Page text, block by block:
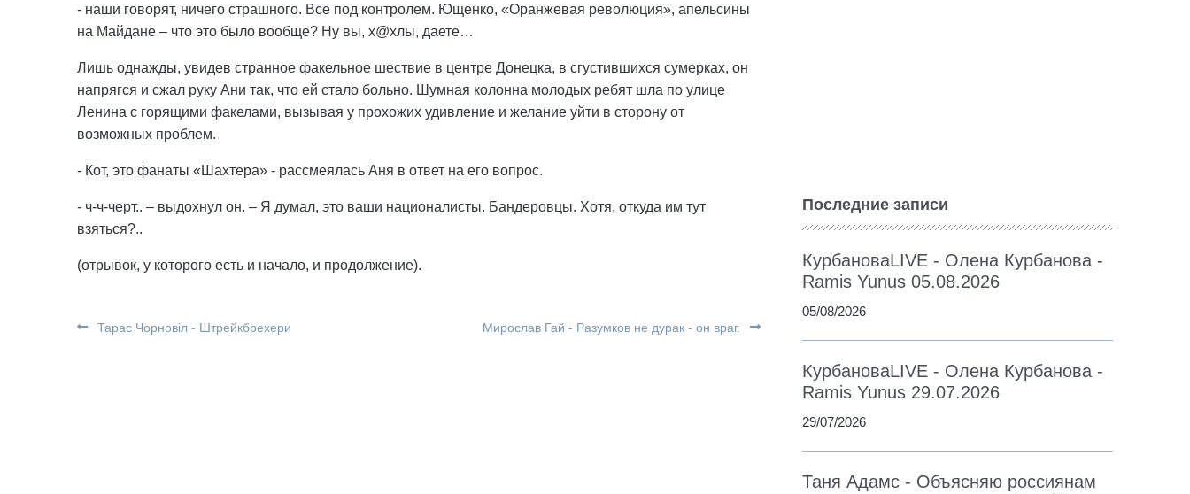
- наши говорят, ничего страшного. Все под контролем. Ющенко, «Оранжевая революция», апельсины
на Майдане – что это было вообще? Ну вы, х@хлы, даете…
Лишь однажды, увидев странное факельное шествие в центре Донецка, в сгустившихся сумерках, он
напрягся и сжал руку Ани так, что ей стало больно. Шумная колонна молодых ребят шла по улице
Ленина с горящими факелами, вызывая у прохожих удивление и желание уйти в сторону от
возможных проблем.
- Кот, это фанаты «Шахтера» - рассмеялась Аня в ответ на его вопрос.
- ч-ч-черт.. – выдохнул он. – Я думал, это ваши националисты. Бандеровцы. Хотя, откуда им тут
взяться?..
(отрывок, у которого есть и начало, и продолжение).
Тарас Чорновіл - Штрейкбрехери Мирослав Гай - Разумков не дурак - он враг.
Последние записи
КурбановаLIVE - Олена Курбанова -
Ramis Yunus 05.08.2026
05/08/2026
КурбановаLIVE - Олена Курбанова -
Ramis Yunus 29.07.2026
29/07/2026
Таня Адамс - Объясняю россиянам